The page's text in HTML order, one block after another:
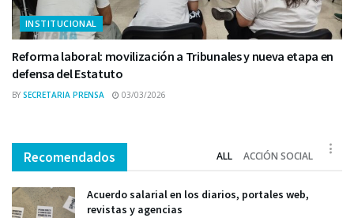
INSTITUCIONAL
Reforma laboral: movilización a Tribunales y nueva etapa en
defensa del Estatuto
BY SECRETARIA PRENSA 03/03/2026
Recomendados ALL ACCIÓN SOCIAL
Acuerdo salarial en los diarios, portales web,
revistas y agencias